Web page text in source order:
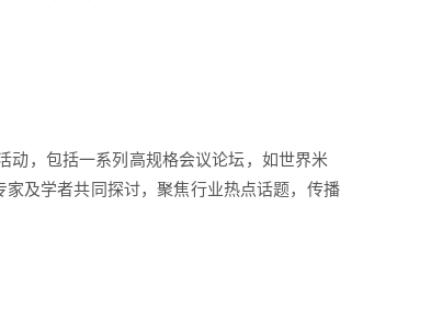
，包括一系列高规格会议论坛，如世界米
及学者共同探讨，聚焦行业热点话题，传播